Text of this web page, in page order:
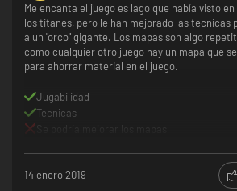
Modo extinción.Lucha contra una horda
oleada tras oleada de ogros y sus secuaces
Me encanta el juego es lago que había visto
los titanes, pero le han mejorado las tecnicas
a un "orco" gigante. Los mapas son algo
como cualquier otro juego hay un mapa que
para ahorrar material en el juego.
Jugabilidad
Tecnicas
14 enero 2019